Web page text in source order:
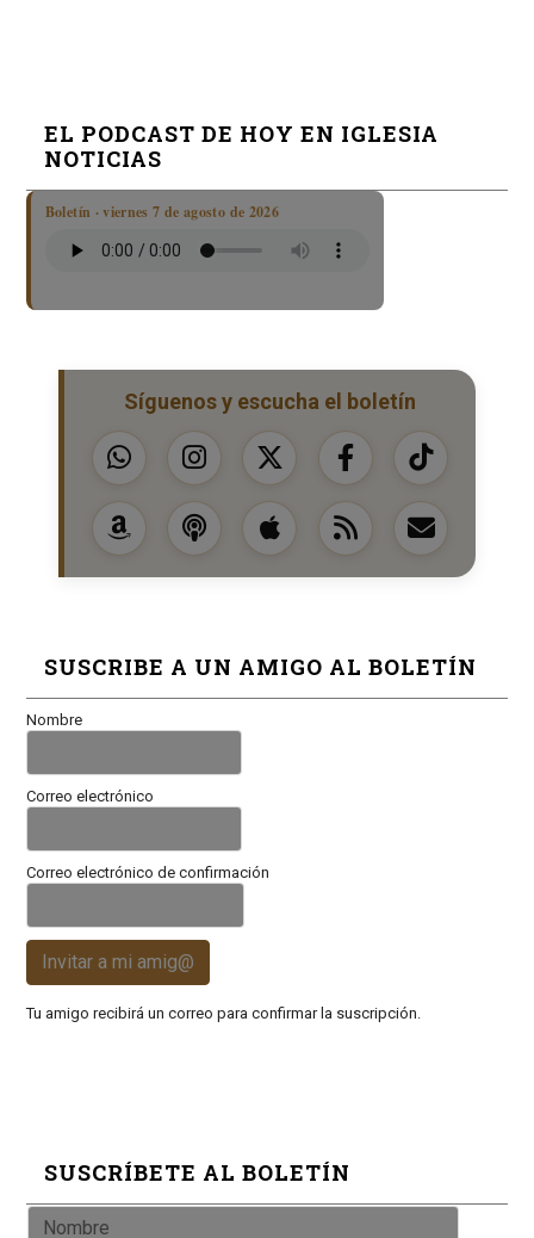
EL PODCAST DE HOY EN IGLESIA
NOTICIAS
Boletín · viernes 7 de agosto de 2026
Síguenos y escucha el boletín
SUSCRIBE A UN AMIGO AL BOLETÍN
Nombre
Correo electrónico
Correo electrónico de confirmación
Invitar a mi amig@
Tu amigo recibirá un correo para confirmar la suscripción.
SUSCRÍBETE AL BOLETÍN